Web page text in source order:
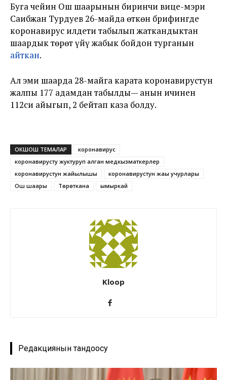
Буга чейин Ош шаарынын биринчи вице-мэри
Саибжан Турдуев 26-майда өткөн брифингде
коронавирус илдети табылып жаткандыктан
шаардык төрөт үйү жабык бойдон турганын
айткан.
Ал эми шаарда 28-майга карата коронавирустун
жалпы 177 адамдан табылды— анын ичинен
112си айыгып, 2 бейтап каза болду.
ОКШОШ ТЕМАЛАР
коронавирус
коронавирусту жуктуруп алган медкызматкерлер
коронавирустун жайылышы
коронавирустун жаңы учурлары
Ош шаары
Төрөткана ымыркай
Kloop
Редакциянын тандоосу